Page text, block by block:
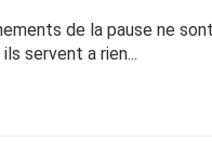
de la pause ne
servent a rien...